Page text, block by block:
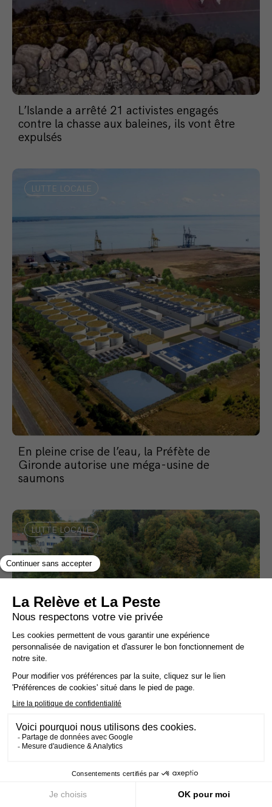
L’Islande a arrêté 21 activistes engagés
contre la chasse aux baleines, ils vont être
expulsés
LUTTE LOCALE
En pleine crise de l’eau, la Préfète de
Gironde autorise une méga-usine de
saumons
LUTTE LOCALE
Face à la bétonisation, un couple se bat pour